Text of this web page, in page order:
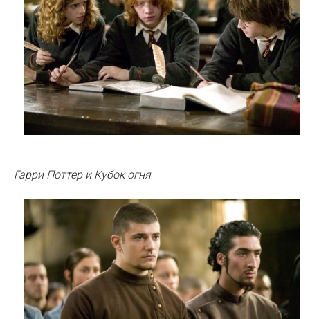
Гарри Поттер и Кубок огня